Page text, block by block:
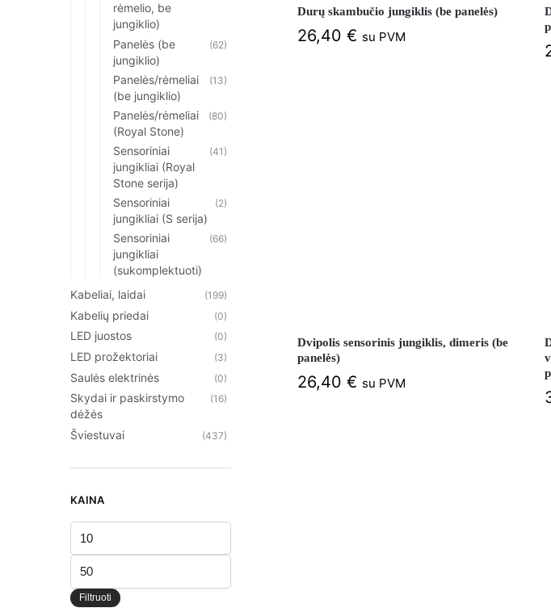
Durų skambučio jungiklis (be panelės)
26,40 € su PVM
Dvipolis sensorinis jungiklis, dimeris (be
panelės)
26,40 € su PVM
rėmelio, be
jungiklio)
Panelės (be
jungiklio)
(62)
Panelės/rėmeliai
(be jungiklio)
(13)
Panelės/rėmeliai
(Royal Stone)
(80)
Sensoriniai
jungikliai (Royal
Stone serija)
(41)
Sensoriniai
jungikliai (S serija)
(2)
Sensoriniai
jungikliai
(sukomplektuoti)
(66)
Kabeliai, laidai (199)
Kabelių priedai (0)
LED juostos (0)
LED prožektoriai (3)
Saulės elektrinės (0)
Skydai ir paskirstymo
dėžės
(16)
Šviestuvai (437)
KAINA
kaina
Maks
kaina
Filtruoti